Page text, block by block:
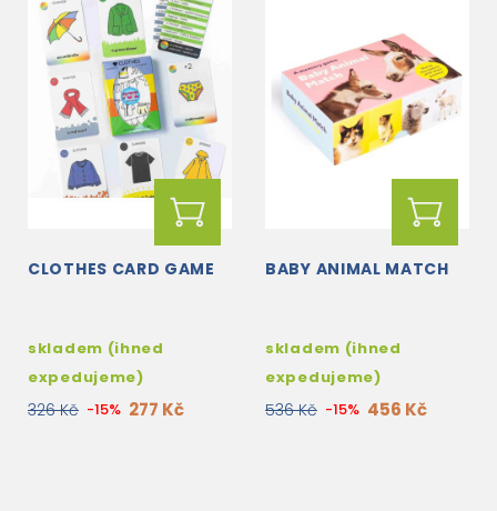
CLOTHES CARD GAME
skladem (ihned
expedujeme)
326 Kč -15% 277 Kč
BABY ANIMAL MATCH
skladem (ihned
expedujeme)
536 Kč -15% 456 Kč